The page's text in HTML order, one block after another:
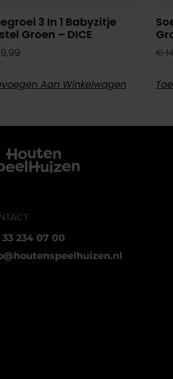
3 In 1 Babyzitje
Groen – DICE
Aan Winkelwagen
€
33 234 07 00